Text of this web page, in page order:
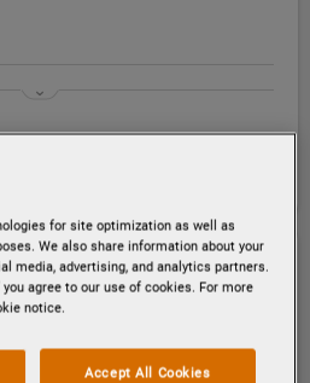
PK1255
PROGRESS PK1255 KOELKAST
for site optimization as well as
We also share information about your
media, advertising, and analytics partners.
agree to our use of cookies. For more
notice.
Accept All Cookies